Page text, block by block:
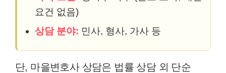
요건 없음)
상담 분야: 민사, 형사, 가사 등
단, 마을변호사 상담은 법률 상담 외 단순